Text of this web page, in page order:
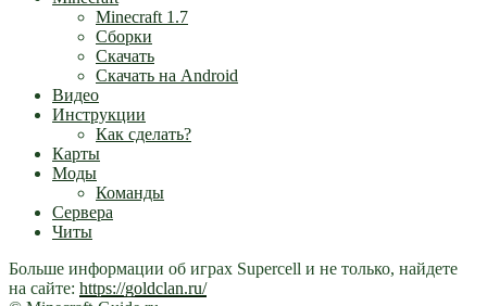
Minecraft 1.7
Сборки
Скачать
Скачать на Android
Видео
Инструкции
Как сделать?
Карты
Моды
Команды
Сервера
Читы
Больше информации об играх Supercell и не только, найдете
на сайте: https://goldclan.ru/